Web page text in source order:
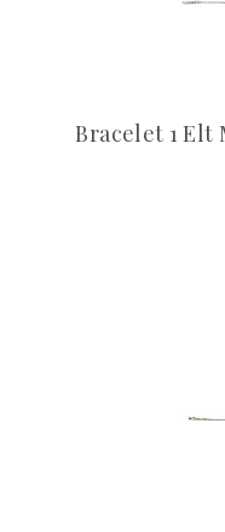
Bracelet 1 Elt